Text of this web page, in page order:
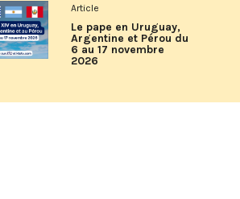
Article
Le pape en Uruguay,
Argentine et Pérou du
6 au 17 novembre
2026